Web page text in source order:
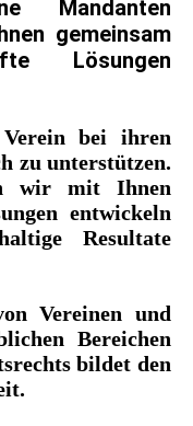
Mandanten
gemeinsam
Lösungen
bei ihren
zu unterstützen.
wir mit Ihnen
entwickeln
Resultate
Vereinen und
Bereichen
bildet den